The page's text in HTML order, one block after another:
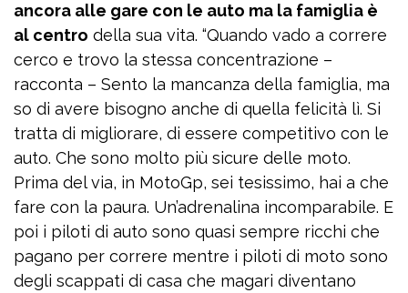
ancora alle gare con le auto ma la famiglia è
al centro della sua vita. “Quando vado a correre
cerco e trovo la stessa concentrazione –
racconta – Sento la mancanza della famiglia, ma
so di avere bisogno anche di quella felicità lì. Si
tratta di migliorare, di essere competitivo con le
auto. Che sono molto più sicure delle moto.
Prima del via, in MotoGp, sei tesissimo, hai a che
fare con la paura. Un’adrenalina incomparabile. E
poi i piloti di auto sono quasi sempre ricchi che
pagano per correre mentre i piloti di moto sono
degli scappati di casa che magari diventano